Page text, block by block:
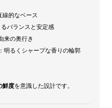
線的なベース
バランスと安定感
来の奥行き
明るくシャープな香りの輪郭
鮮度を意識した設計です。